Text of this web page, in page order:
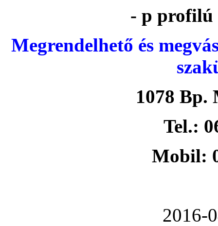
- p profilú
Megrendelhető és
1078 Bp.
Tel.:
Mobil:
2016-